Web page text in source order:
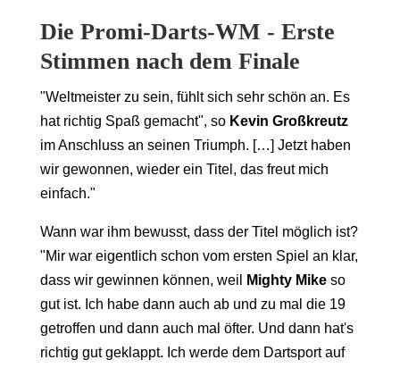
Die Promi-Darts-WM - Erste
Stimmen nach dem Finale
"Weltmeister zu sein, fühlt sich sehr schön an. Es
hat richtig Spaß gemacht", so Kevin Großkreutz
im Anschluss an seinen Triumph. […] Jetzt haben
wir gewonnen, wieder ein Titel, das freut mich
einfach."
Wann war ihm bewusst, dass der Titel möglich ist?
"Mir war eigentlich schon vom ersten Spiel an klar,
dass wir gewinnen können, weil
Mighty Mike so
gut ist. Ich habe dann auch ab und zu mal die 19
getroffen und dann auch mal öfter. Und dann hat's
richtig gut geklappt. Ich werde dem Dartsport auf